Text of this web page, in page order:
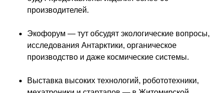
производителей.
Экофорум — тут обсудят экологические вопросы,
исследования Антарктики, органическое
производство и даже космические системы.
Выставка высоких технологий, робототехники,